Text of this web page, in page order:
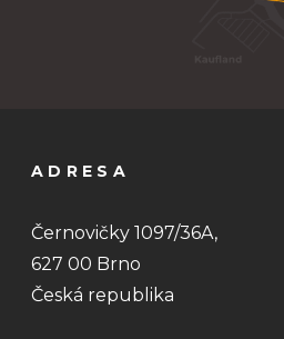
ADRESA
Černovičky 1097/36A,
627 00 Brno
Česká republika